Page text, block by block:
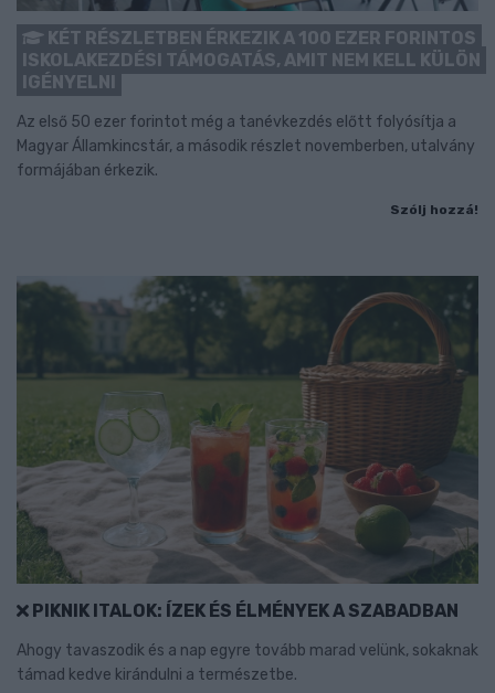
KÉT RÉSZLETBEN ÉRKEZIK A 100 EZER FORINTOS
ISKOLAKEZDÉSI TÁMOGATÁS, AMIT NEM KELL KÜLÖN
IGÉNYELNI
Az első 50 ezer forintot még a tanévkezdés előtt folyósítja a
Magyar Államkincstár, a második részlet novemberben, utalvány
formájában érkezik.
Szólj hozzá!
PIKNIK ITALOK: ÍZEK ÉS ÉLMÉNYEK A SZABADBAN
Ahogy tavaszodik és a nap egyre tovább marad velünk, sokaknak
támad kedve kirándulni a természetbe.